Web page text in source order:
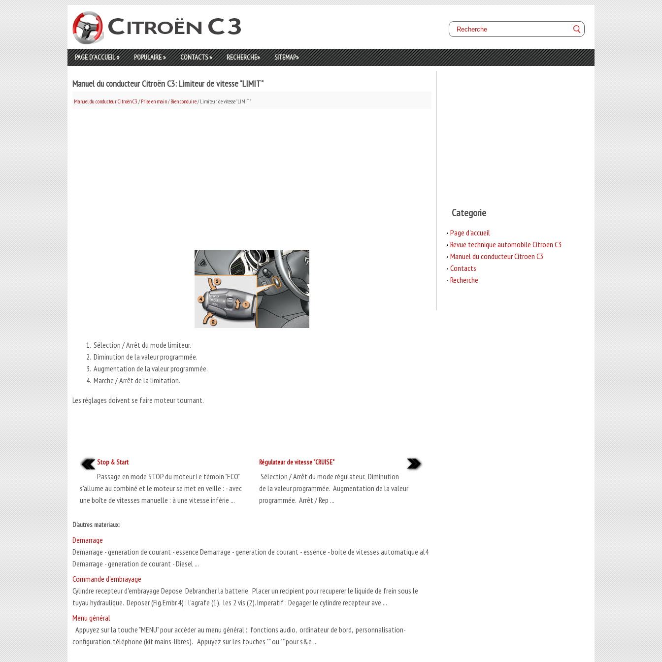
PAGE D'ACCUEIL» POPULAIRE» CONTACTS» RECHERCHE» SITEMAP»
Manuel du conducteur Citroën C3: Limiteur de vitesse "LIMIT"
Manuel du conducteur Citroën C3 /Prise en main/Bien conduire/ Limiteur de vitesse "LIMIT"
Sélection / Arrêt du mode limiteur.
Diminution de la valeur programmée.
Augmentation de la valeur programmée.
Marche / Arrêt de la limitation.
Les réglages doivent se faire moteur tournant.
Stop & Start
Passage en mode STOP du moteur Le témoin "ECO"
s'allume au combiné et le moteur se met en veille : - avec
une boîte de vitesses manuelle : à une vitesse inférie ...
Régulateur de vitesse "CRUISE"
Sélection / Arrêt du mode régulateur. Diminution
de la valeur programmée. Augmentation de la valeur
programmée. Arrêt / Rep ...
D'autres materiaux:
Demarrage
Demarrage - generation de courant - essence Demarrage - generation de courant - essence - boite de vitesses automatique al4
Demarrage - generation de courant - Diesel ...
Commande d'embrayage
Cylindre recepteur d'embrayage Depose Debrancher la batterie. Placer un recipient pour recuperer le liquide de frein sous le
tuyau hydraulique. Deposer (Fig.Embr.4) : l'agrafe (1), les 2 vis (2). Imperatif : Degager le cylindre recepteur ave ...
Menu général
Appuyez sur la touche "MENU" pour accéder au menu général : fonctions audio, ordinateur de bord, personnalisation-
configuration, téléphone (kit mains-libres). Appuyez sur les touches " " ou " " pour s&e ...
Categorie
Page d'accueil
Revue technique automobile Citroen C3
Manuel du conducteur Citroen C3
Contacts
Recherche